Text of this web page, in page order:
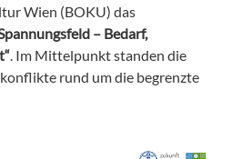
Wien (BOKU) das
– Bedarf,
. Im Mittelpunkt standen die
rund um die begrenzte